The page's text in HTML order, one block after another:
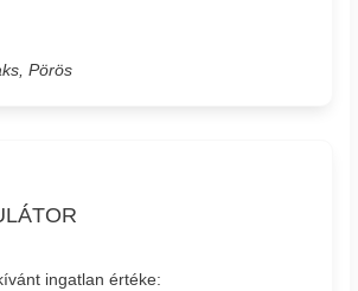
Pörös
ingatlan értéke: